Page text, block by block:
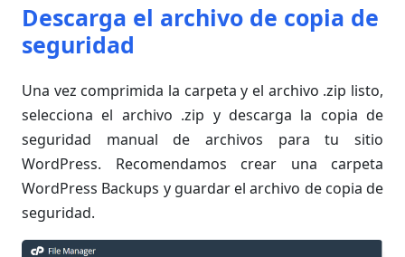
Descarga el archivo de copia de
seguridad
Una vez comprimida la carpeta y el archivo .zip listo,
selecciona el archivo .zip y descarga la copia de
seguridad manual de archivos para tu sitio
WordPress. Recomendamos crear una carpeta
WordPress Backups y guardar el archivo de copia de
seguridad.